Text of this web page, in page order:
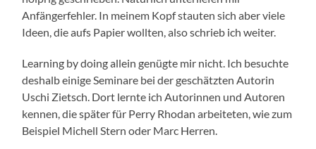
Anfängerfehler. In meinem Kopf stauten sich aber viele
Ideen, die aufs Papier wollten, also schrieb ich weiter.
Learning by doing allein genügte mir nicht. Ich besuchte
deshalb einige Seminare bei der geschätzten Autorin
Uschi Zietsch. Dort lernte ich Autorinnen und Autoren
kennen, die später für Perry Rhodan arbeiteten, wie zum
Beispiel Michell Stern oder Marc Herren.